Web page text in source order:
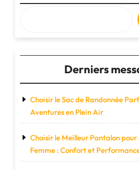
Derniers
Choisir le Sac de Randonnée
Aventures en Plein Air
Choisir le Meilleur Pantalon pour
Femme : Confort et